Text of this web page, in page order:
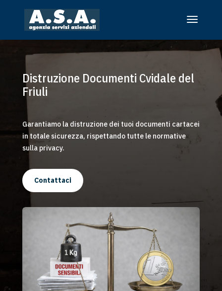
Distruzione Documenti Cvidale del
Friuli
Garantiamo la distruzione dei tuoi documenti cartacei
in totale sicurezza, rispettando tutte le normative
sulla privacy.
Contattaci